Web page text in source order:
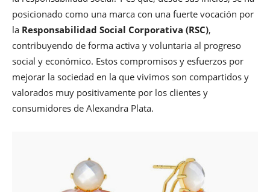
posicionado como una marca con una fuerte vocación por
la Responsabilidad Social Corporativa (RSC),
contribuyendo de forma activa y voluntaria al progreso
social y económico. Estos compromisos y esfuerzos por
mejorar la sociedad en la que vivimos son compartidos y
valorados muy positivamente por los clientes y
consumidores de Alexandra Plata.